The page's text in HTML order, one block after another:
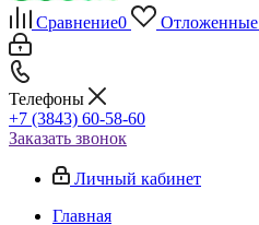
Сравнение0 Отложенные
Телефоны
+7 (3843) 60-58-60
Заказать звонок
Личный кабинет
Главная